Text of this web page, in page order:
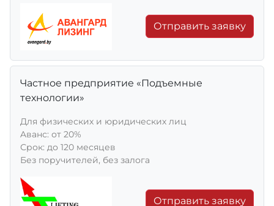
Отправить заявку
Частное предприятие «Подъемные
технологии»
Для физических и юридических лиц
Aванс: от 20%
Срок: до 120 месяцев
Без поручителей, без залога
Отправить заявку